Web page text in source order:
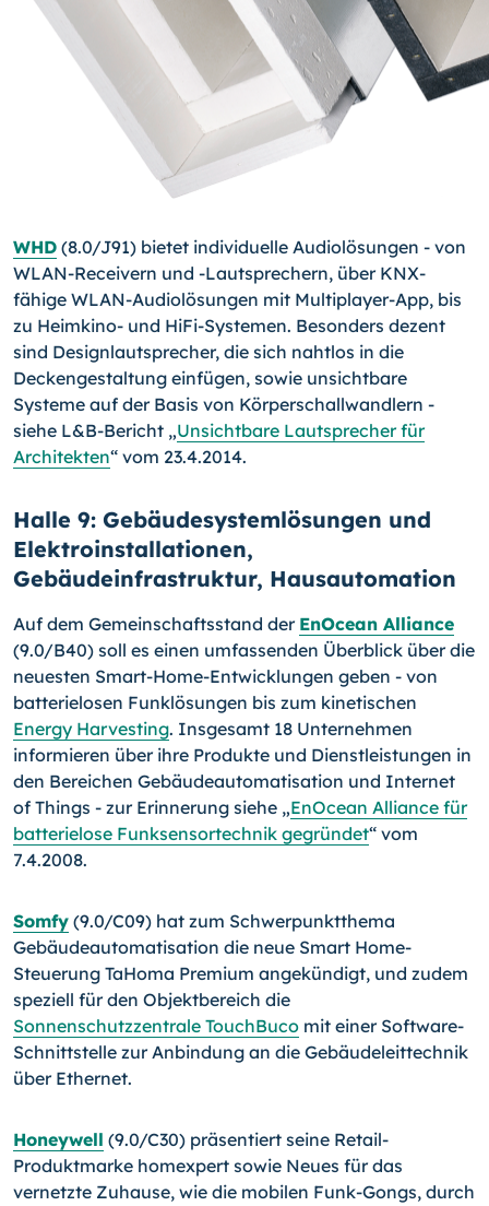
WHD (8.0/J91) bietet individuelle Audiolösungen - von
WLAN-Receivern und -Laut­sprechern, über KNX-
fähige WLAN-Audiolösungen mit Multiplayer-App, bis
zu Heimki­no- und HiFi-Systemen. Besonders dezent
sind Designlautsprecher, die sich nahtlos in die
Deckengestaltung einfügen, sowie unsichtbare
Systeme auf der Basis von Körper­schallwandlern -
siehe L&B-Bericht „Unsichtbare Lautsprecher für
Architekten“ vom 23.4.2014.
Halle 9: Gebäudesystemlösungen und
Elektroinstallationen,
Gebäudeinfrastruktur, Hausautomation
Auf dem Gemeinschaftsstand der EnOcean Alliance
(9.0/B40) soll es einen umfas­senden Überblick über die
neuesten Smart-Home-Entwicklungen geben - von
batterie­losen Funklösungen bis zum kinetischen
Energy Harvesting. Insgesamt 18 Unterneh­men
informieren über ihre Produkte und Dienstleistungen in
den Bereichen Gebäudeau­tomatisation und Internet
of Things - zur Erinnerung siehe „EnOcean Alliance für
bat­terielose Funksensortechnik gegründet“ vom
7.4.2008.
Somfy (9.0/C09) hat zum Schwerpunktthema
Gebäudeautomatisation die neue Smart Home-
Steuerung TaHoma Premium angekündigt, und zudem
speziell für den Objektbe­reich die
Sonnenschutzzentrale TouchBuco mit einer Software-
Schnittstelle zur An­bindung an die Gebäudeleittechnik
über Ethernet.
Honeywell (9.0/C30) präsentiert seine Retail-
Produktmarke homexpert sowie Neues für das
vernetzte Zuhause, wie die mobilen Funk-Gongs, durch